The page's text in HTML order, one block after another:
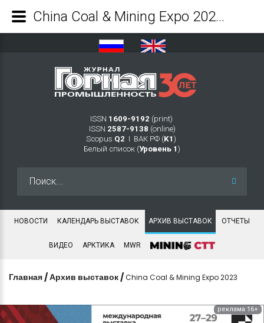
ISSN 1609-9192 (print)
ISSN 2587-9138 (online)
Scopus Q2 Ι ВАК РФ (K1 )
Белый список (Уровень 1 )
НОВОСТИ КАЛЕНДАРЬ ВЫСТАВОК АРХИВ ВЫСТАВОК ОТЧЕТЫ
ВИДЕО АРКТИКА MWR
Главная /Архив выставок /China Coal & Mining Expo 2023
реклама 16+
China Coal & Mining Expo 2023 - Журнал Горная промышленность